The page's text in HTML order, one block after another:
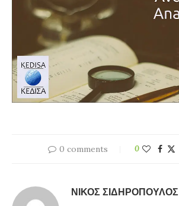
0 comments 0
ΝΊΚΟΣ ΣΙΔΗΡΌΠΟΥΛΟΣ